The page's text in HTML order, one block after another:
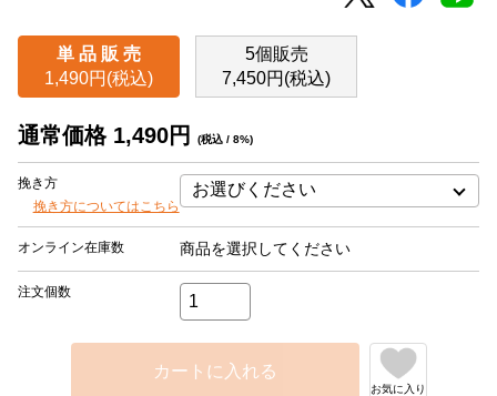
単 品 販 売
1,490円(税込)
5個販売
7,450円(税込)
通常価格 1,490円 (税込 / 8%)
挽き方
挽き方についてはこちら
オンライン在庫数 商品を選択してください
注文個数
カートに入れる
お気に入り